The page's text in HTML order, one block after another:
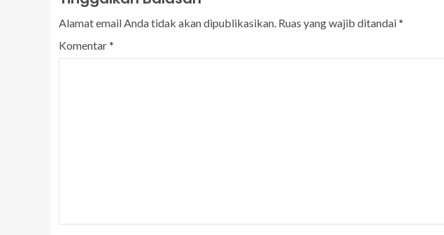
Alamat email Anda tidak akan dipublikasikan. Ruas yang wajib ditandai*
Komentar*